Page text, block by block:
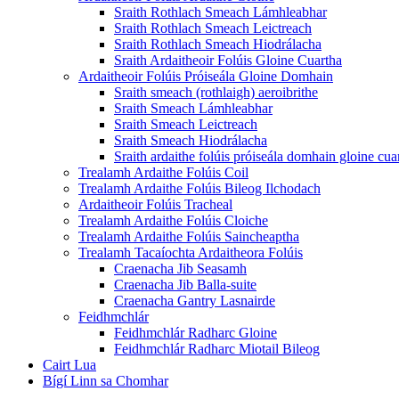
Sraith Rothlach Smeach Lámhleabhar
Sraith Rothlach Smeach Leictreach
Sraith Rothlach Smeach Hiodrálacha
Sraith Ardaitheoir Folúis Gloine Cuartha
Ardaitheoir Folúis Próiseála Gloine Domhain
Sraith smeach (rothlaigh) aeroibrithe
Sraith Smeach Lámhleabhar
Sraith Smeach Leictreach
Sraith Smeach Hiodrálacha
Sraith ardaithe folúis próiseála domhain gloine
Trealamh Ardaithe Folúis Coil
Trealamh Ardaithe Folúis Bileog Ilchodach
Ardaitheoir Folúis Tracheal
Trealamh Ardaithe Folúis Cloiche
Trealamh Ardaithe Folúis Saincheaptha
Trealamh Tacaíochta Ardaitheora Folúis
Craenacha Jib Seasamh
Craenacha Jib Balla-suite
Craenacha Gantry Lasnairde
Feidhmchlár
Feidhmchlár Radharc Gloine
Feidhmchlár Radharc Miotail Bileog
Cairt Lua
Bígí Linn sa Chomhar